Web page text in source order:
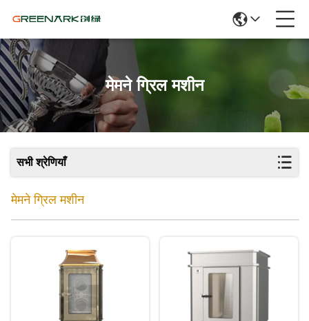
मेमने ग्रिल मशीन
सभी श्रेणियाँ
मेमने ग्रिल मशीन